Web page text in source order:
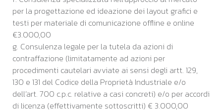
per la progettazione ed ideazione dei layout grafici e
testi per materiale di comunicazione offline e online
€3.000,00
g. Consulenza legale per la tutela da azioni di
contraffazione (limitatamente ad azioni per
procedimenti cautelari avviate ai sensi degli artt. 129,
130 e 131 del Codice della Proprietà Industriale e/o
dell’art. 700 c.p.c. relative a casi concreti) e/o per accordi
di licenza (effettivamente sottoscritti) € 3.000,00